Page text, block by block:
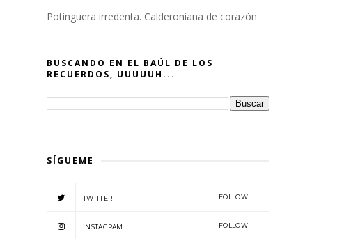
Potinguera irredenta. Calderoniana de corazón.
BUSCANDO EN EL BAÚL DE LOS
RECUERDOS, UUUUUH...
SÍGUEME
TWITTER FOLLOW
INSTAGRAM FOLLOW